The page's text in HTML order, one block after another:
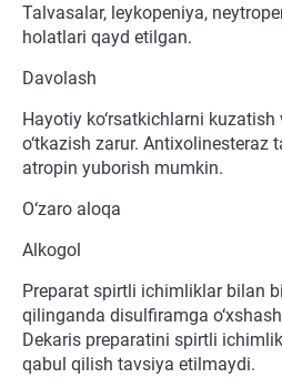
Talvasalar, leykopeniya,
holatlari qayd etilgan.
Davolash
Hayotiy ko‘rsatkichlarni
o‘tkazish zarur. Antixolinesteraz
atropin yuborish mumkin.
O‘zaro aloqa
Alkogol
Preparat spirtli ichimliklar bilan
qilinganda disulfiramga
Dekaris preparatini spirtli
qabul qilish tavsiya etilmaydi.